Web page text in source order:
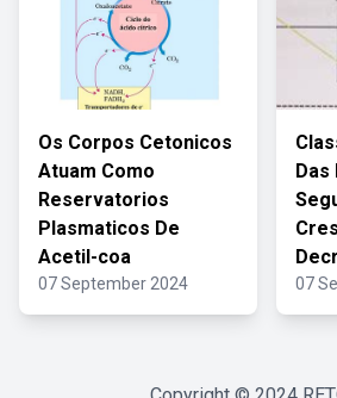
Os Corpos Cetonicos
Atuam Como
Reservatorios
Plasmaticos De
Acetil-coa
07 September 2024
Das
07